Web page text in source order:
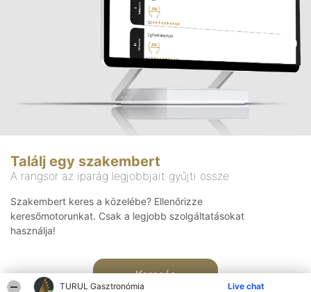
TURUL Gasztronómia Live chat
Találj egy szakembert
A rangsor az iparág legjobbjait gyűjti össze
Szakembert keres a közelébe? Ellenőrizze
keresőmotorunkat. Csak a legjobb szolgáltatásokat
használja!
Keresés